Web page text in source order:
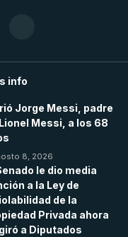
info
Jorge Messi, padre
Messi, a los 68
8, 2026
le dio media
a la Ley de
de la
Privada ahora
a Diputados